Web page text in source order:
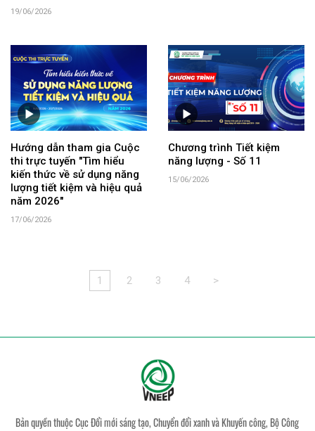
19/06/2026
Hướng dẫn tham gia Cuộc
thi trực tuyến "Tìm hiểu
kiến thức về sử dụng năng
lượng tiết kiệm và hiệu quả
năm 2026"
17/06/2026
Chương trình Tiết kiệm
năng lượng - Số 11
15/06/2026
1 2 3 4 >
Bản quyền thuộc Cục Đổi mới sáng tạo, Chuyển đổi xanh và Khuyến công, Bộ Công